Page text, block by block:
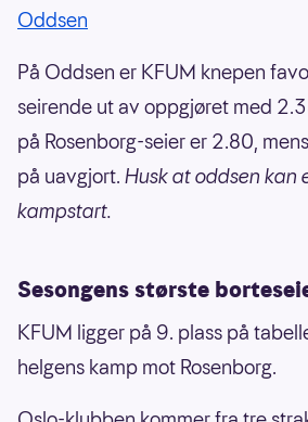
Oddsen
På Oddsen er KFUM knepen
seirende ut av oppgjøret med
på Rosenborg-seier er 2.80,
på uavgjort. Husk at oddsen kan
kampstart.
Sesongens største
KFUM ligger på 9. plass på
helgens kamp mot Rosenborg.